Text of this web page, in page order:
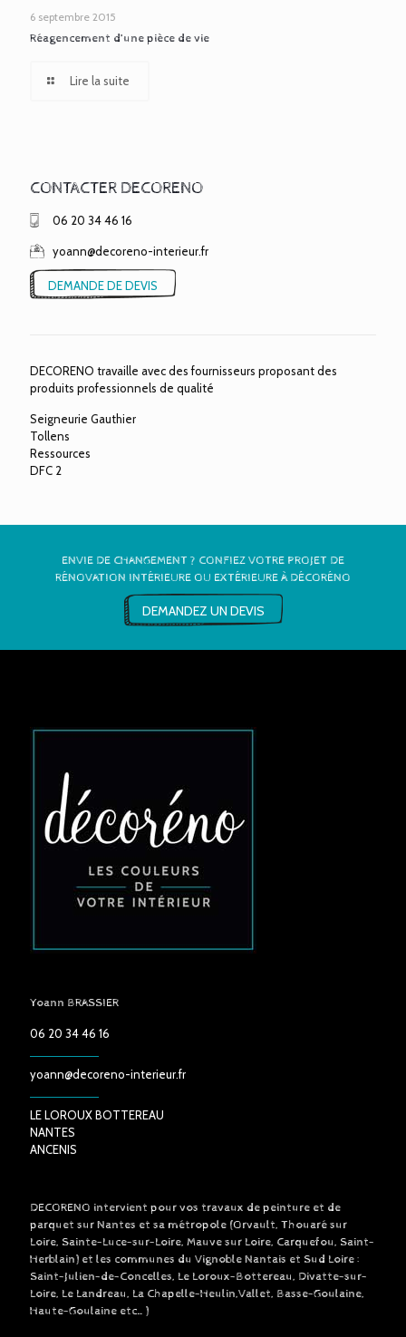
6 septembre 2015
Réagencement d’une pièce de vie
Lire la suite
CONTACTER DECORENO
06 20 34 46 16
yoann@decoreno-interieur.fr
DEMANDE DE DEVIS
DECORENO travaille avec des fournisseurs proposant des
produits professionnels de qualité
Seigneurie Gauthier
Tollens
Ressources
DFC 2
ENVIE DE CHANGEMENT ? CONFIEZ VOTRE PROJET DE
RÉNOVATION INTÉRIEURE OU EXTÉRIEURE À DÉCORÉNO
DEMANDEZ UN DEVIS
Yoann BRASSIER
06 20 34 46 16
yoann@decoreno-interieur.fr
LE LOROUX BOTTEREAU
NANTES
ANCENIS
DECORENO intervient pour vos travaux de peinture et de
parquet sur Nantes et sa métropole (Orvault, Thouaré sur
Loire, Sainte-Luce-sur-Loire, Mauve sur Loire, Carquefou, Saint-
Herblain) et les communes du Vignoble Nantais et Sud Loire :
Saint-Julien-de-Concelles, Le Loroux-Bottereau, Divatte-sur-
Loire, Le Landreau, La Chapelle-Heulin,Vallet, Basse-Goulaine,
Haute-Goulaine etc…)